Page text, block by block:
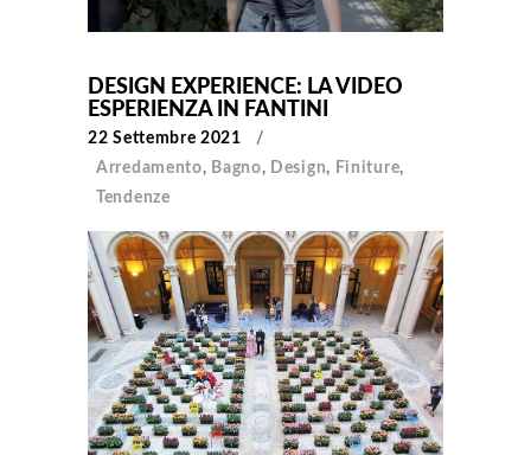
DESIGN EXPERIENCE: LA VIDEO
ESPERIENZA IN FANTINI
22 Settembre 2021
Arredamento, Bagno, Design, Finiture,
Tendenze